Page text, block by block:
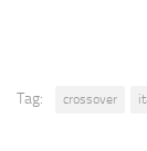
Tag: crossover